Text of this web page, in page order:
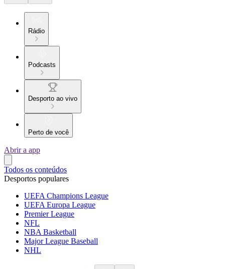
Rádio
Podcasts
Desporto ao vivo
Perto de você
Abrir a app
Todos os conteúdos
Desportos populares
UEFA Champions League
UEFA Europa League
Premier League
NFL
NBA Basketball
Major League Baseball
NHL